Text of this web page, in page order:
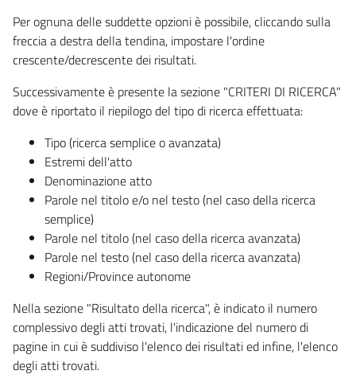
Per ognuna delle suddette opzioni è possibile, cliccando sulla
freccia a destra della tendina, impostare l'ordine
crescente/decrescente dei risultati.
Successivamente è presente la sezione "CRITERI DI RICERCA"
dove è riportato il riepilogo del tipo di ricerca effettuata:
Tipo (ricerca semplice o avanzata)
Estremi dell'atto
Denominazione atto
Parole nel titolo e/o nel testo (nel caso della ricerca
semplice)
Parole nel titolo (nel caso della ricerca avanzata)
Parole nel testo (nel caso della ricerca avanzata)
Regioni/Province autonome
Nella sezione "Risultato della ricerca", è indicato il numero
complessivo degli atti trovati, l'indicazione del numero di
pagine in cui è suddiviso l'elenco dei risultati ed infine, l'elenco
degli atti trovati.